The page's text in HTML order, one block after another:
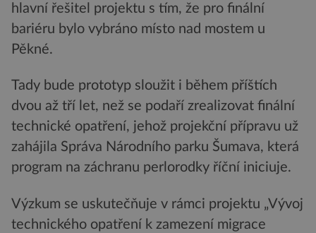
hlavní řešitel projektu s tím, že pro finální
bariéru bylo vybráno místo nad mostem u
Pěkné.
Tady bude prototyp sloužit i během příštích
dvou až tří let, než se podaří zrealizovat finální
technické opatření, jehož projekční přípravu už
zahájila Správa Národního parku Šumava, která
program na záchranu perlorodky říční iniciuje.
Výzkum se uskutečňuje v rámci projektu „Vývoj
technického opatření k zamezení migrace